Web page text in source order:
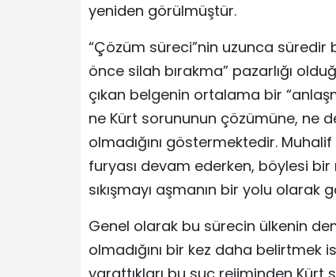
yeniden görülmüştür.
“Çözüm süreci”nin uzunca
önce silah bırakma” pazarlığı
çıkan belgenin ortalama bir
ne Kürt sorununun çözümüne, ne
olmadığını göstermektedir.
furyası devam ederken, böylesi bir
sıkışmayı aşmanın bir yolu
Genel olarak bu sürecin ülkenin
olmadığını bir kez daha belirtmek